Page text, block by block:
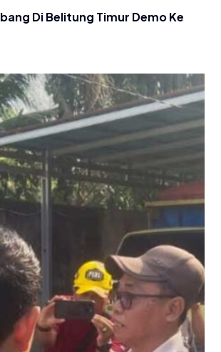
Di Belitung Timur Demo Ke